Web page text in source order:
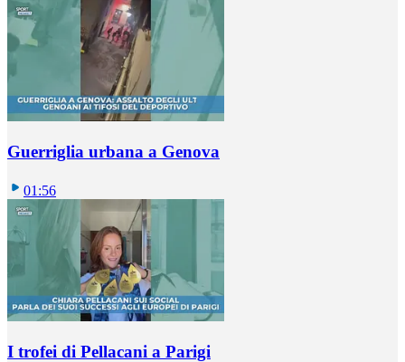
Guerriglia urbana a Genova
01:56
I trofei di Pellacani a Parigi